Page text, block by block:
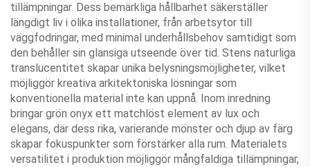
tillämpningar. Dess bemärkliga hållbarhet säkerställer
längdigt liv i olika installationer, från arbetsytor till
väggfodringar, med minimal underhållsbehov samtidigt som
den behåller sin glansiga utseende över tid. Stens naturliga
translucentitet skapar unika belysningsmöjligheter, vilket
möjliggör kreativa arkitektoniska lösningar som
konventionella material inte kan uppnå. Inom inredning
bringar grön onyx ett matchlöst element av lux och
elegans, där dess rika, varierande mönster och djup av färg
skapar fokuspunkter som förstärker alla rum. Materialets
versatilitet i produktion möjliggör mångfaldiga tillämpningar,